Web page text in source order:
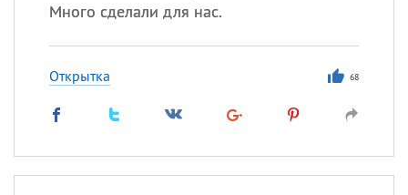
Много сделали для нас.
Открытка 68